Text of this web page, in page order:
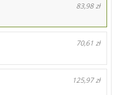
83,98 zł
70,61 zł
125,97 zł